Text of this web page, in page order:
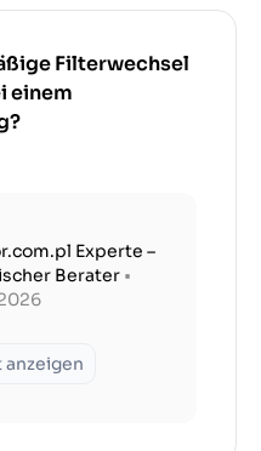
Filterwechsel
einem
Experte –
Berater •